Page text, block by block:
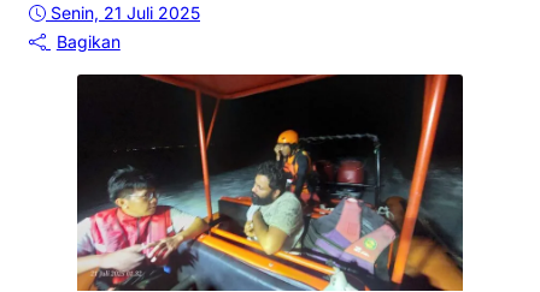
Senin, 21 Juli 2025
Bagikan